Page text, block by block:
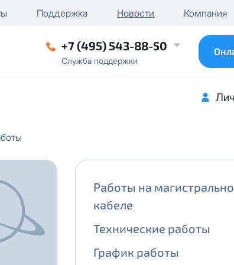
Поддержка Новости Компания
+7 (495) 543-88-50
Служба поддержки
Работы на
кабеле
Технические работы
График работы
в
публичного IP